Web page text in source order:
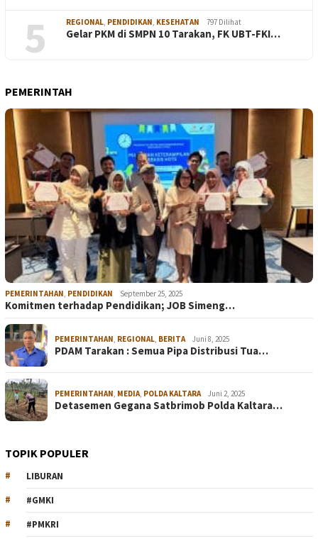
5
REGIONAL, PENDIDIKAN, KESEHATAN 797 Dilihat
Gelar PKM di SMPN 10 Tarakan, FK UBT-FKI…
PEMERINTAH
PEMERINTAHAN, PENDIDIKAN September 25, 2025
Komitmen terhadap Pendidikan; JOB Simeng…
PEMERINTAHAN, REGIONAL, BERITA Juni 8, 2025
PDAM Tarakan : Semua Pipa Distribusi Tua…
PEMERINTAHAN, MEDIA, POLDA KALTARA Juni 2, 2025
Detasemen Gegana Satbrimob Polda Kaltara…
TOPIK POPULER
LIBURAN
#GMKI
#PMKRI